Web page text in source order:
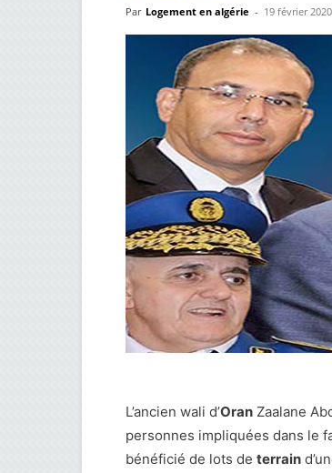
Par Logement en algérie - 19 février 2020
L’ancien wali d’Oran Zaalane
personnes impliquées dans le
bénéficié de lots de terrain